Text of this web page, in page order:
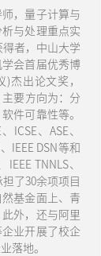
，量子计算与
与处理重点实
者，中山大学
会首届优秀博
)杰出论文奖，
主要方向为：分
件可靠性等。
ICSE、ASE、
IEEE DSN等和
TNNLS、
了30余项项目
基金面上、青
外，还与阿里
业开展了校企
落地。